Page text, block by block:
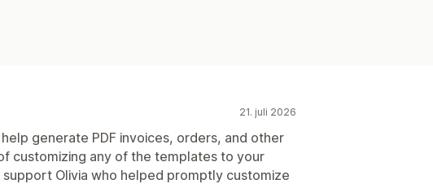
21. juli 2026
generate PDF invoices, orders, and other
customizing any of the templates to your
support Olivia who helped promptly customize